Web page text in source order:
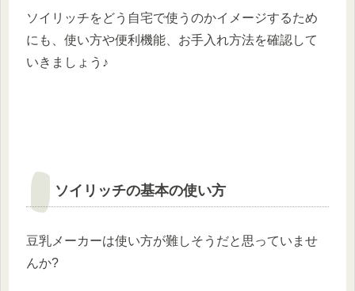
ソイリッチをどう自宅で使うのかイメージするため
にも、使い方や便利機能、お手入れ方法を確認して
いきましょう♪
ソイリッチの基本の使い方
豆乳メーカーは使い方が難しそうだと思っていませ
んか?